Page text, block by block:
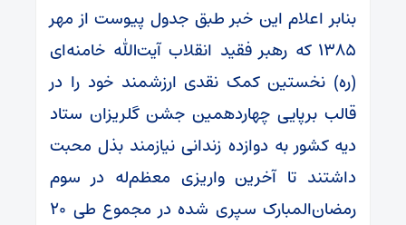
بنابر اعلام این خبر طبق جدول پیوست از مهر
۱۳۸۵ که رهبر فقید انقلاب آیت‌الله خامنه‌ای
(ره) نخستین کمک نقدی ارزشمند خود را در
قالب برپایی چهاردهمین جشن گلریزان ستاد
دیه کشور به دوازده زندانی نیازمند بذل محبت
داشتند تا آخرین واریزی معظم‌له در سوم
رمضان‌المبارک سپری شده در مجموع طی ۲۰